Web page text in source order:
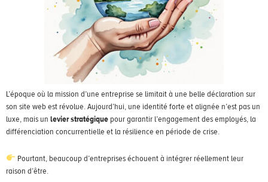
L’époque où la mission d’une entreprise se limitait à une belle déclaration sur
son site web est révolue. Aujourd’hui, une identité forte et alignée n’est pas un
luxe, mais un levier stratégique pour garantir l’engagement des employés, la
différenciation concurrentielle et la résilience en période de crise.
Pourtant, beaucoup d’entreprises échouent à intégrer réellement leur
raison d’être.